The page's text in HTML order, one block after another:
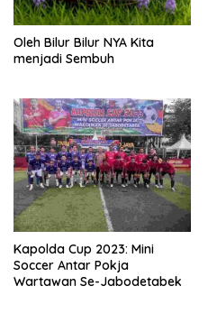
Oleh Bilur Bilur NYA Kita
menjadi Sembuh
Kapolda Cup 2023: Mini
Soccer Antar Pokja
Wartawan Se-Jabodetabek